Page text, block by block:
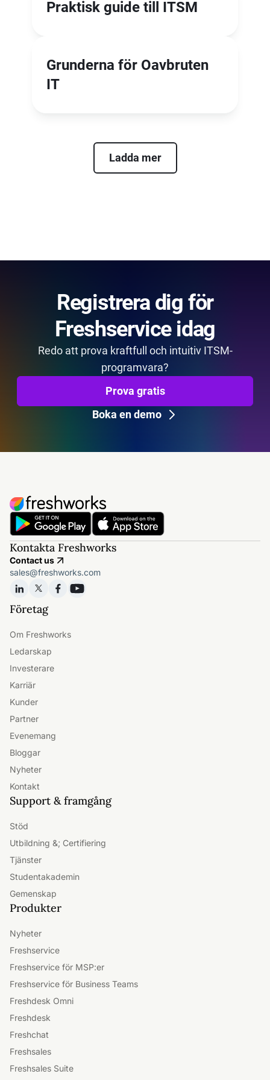
Praktisk guide till ITSM
Grunderna för Oavbruten
IT
Ladda mer
Registrera dig för
Freshservice idag
Redo att prova kraftfull och intuitiv ITSM-
programvara?
Prova gratis
Boka en demo
Kontakta Freshworks
Contact us
sales@freshworks.com
Företag
Om Freshworks
Ledarskap
Investerare
Karriär
Kunder
Partner
Evenemang
Bloggar
Nyheter
Kontakt
Support & framgång
Stöd
Utbildning &; Certifiering
Tjänster
Studentakademin
Gemenskap
Produkter
Nyheter
Freshservice
Freshservice för MSP:er
Freshservice för Business Teams
Freshdesk Omni
Freshdesk
Freshchat
Freshsales
Freshsales Suite